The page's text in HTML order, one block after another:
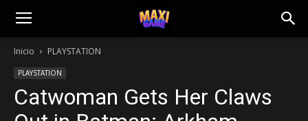
Inicio PLAYSTATION
PLAYSTATION
Catwoman Gets Her Claws